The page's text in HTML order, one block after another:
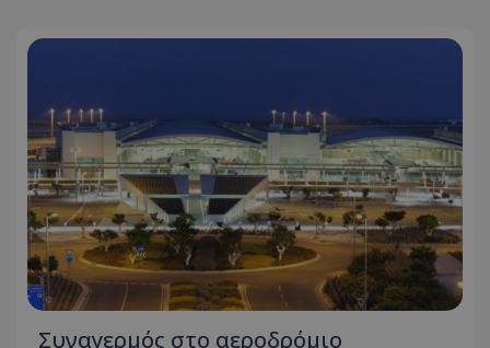
Συναγερμός στο αεροδρόμιο